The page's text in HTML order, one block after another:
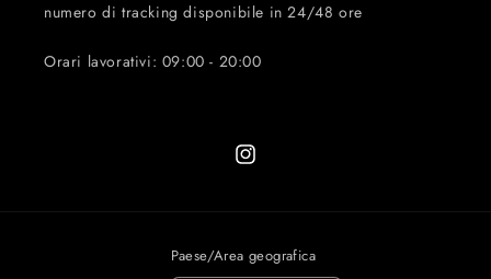
numero di tracking disponibile in 24/48 ore
Orari lavorativi: 09:00 - 20:00
Instagram
Paese/Area geografica